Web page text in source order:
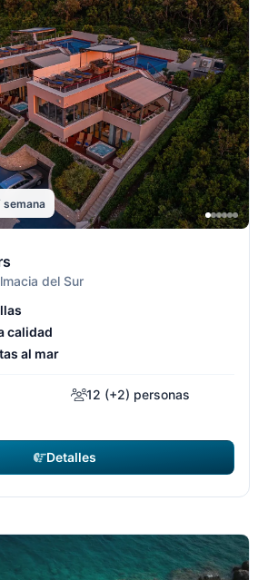
semana
del Sur
calidad
al mar
12 (+2) personas
Detalles